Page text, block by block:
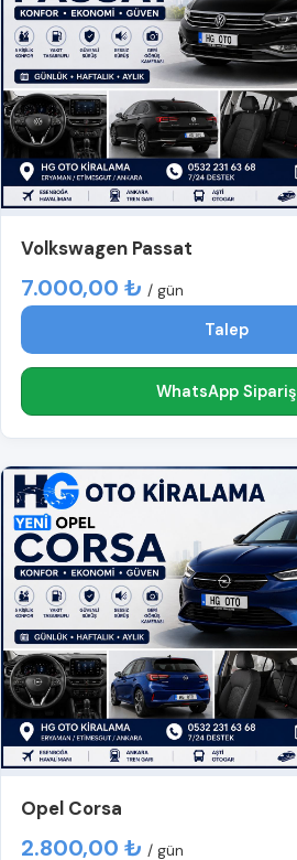
Volkswagen Passat
7.000,00 ₺ / gün
Talep
WhatsApp Sipariş
Opel Corsa
2.800,00 ₺ / gün